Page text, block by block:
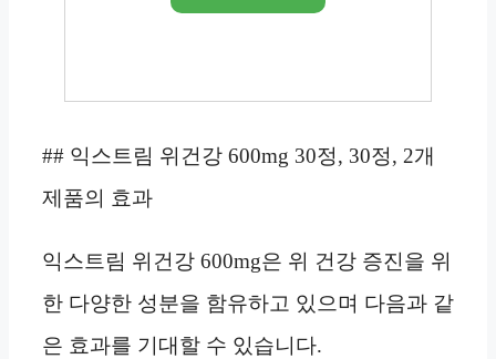
## 익스트림 위건강 600mg 30정, 30정, 2개
제품의 효과
익스트림 위건강 600mg은 위 건강 증진을 위
한 다양한 성분을 함유하고 있으며 다음과 같
은 효과를 기대할 수 있습니다.